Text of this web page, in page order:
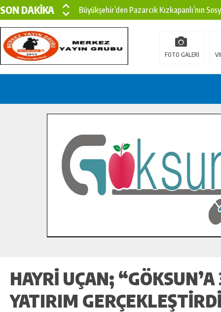
SON DAKİKA
Büyükşehir’den Pazarcık Kızkapanlı’nın
Büyükşehir’den Pazarcık Kırsalına Modern
Çin’den KSÜ’ye Uluslararası Başarı:
İlçe Jandarma Komutanı Karakaya’dan
Bertiz’in Yeni Köprüsünde Sona Doğru.
FOTO GALERİ
HAYRI UÇAN;
YATIRIM